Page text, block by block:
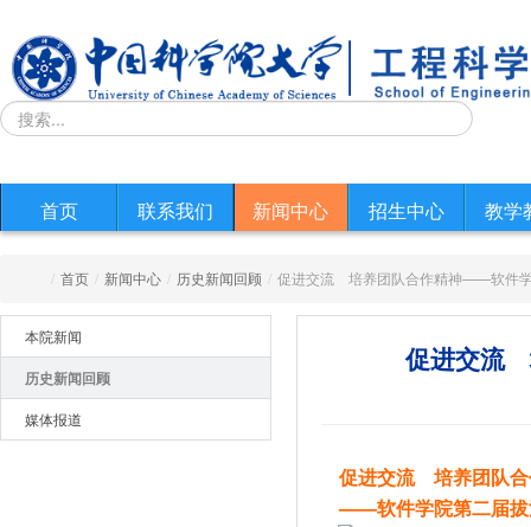
首页 联系我们 新闻中心 招生中心 教学
/ 首页 / 新闻中心 / 历史新闻回顾 / 促进交流 培养团队合作精神——软件
本院新闻
历史新闻回顾
媒体报道
促进交流
促进交流 培养团队
——软件学院第二届拔